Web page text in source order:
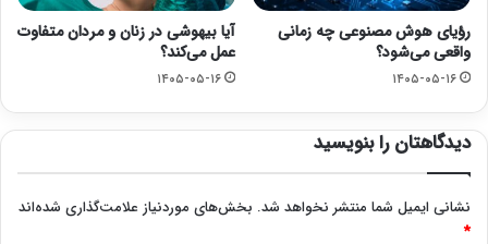
رؤیای هوش مصنوعی چه زمانی
واقعی می‌شود؟
۱۴۰۵-۰۵-۱۶
آیا بیهوشی در زنان و مردان متفاوت
عمل می‌کند؟
۱۴۰۵-۰۵-۱۶
دیدگاهتان را بنویسید
نشانی ایمیل شما منتشر نخواهد شد. بخش‌های موردنیاز علامت‌گذاری شده‌اند
*